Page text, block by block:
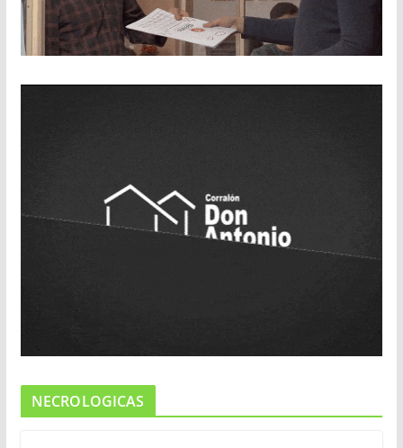
NECROLOGICAS